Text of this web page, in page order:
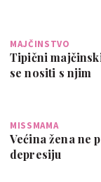
MAJČINSTVO
Tipični
se nositi s njim
MISSMAMA
Većina žena ne
depresiju